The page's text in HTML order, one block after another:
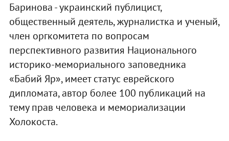
Баринова - украинский публицист,
общественный деятель, журналистка и ученый,
член оргкомитета по вопросам
перспективного развития Национального
историко-мемориального заповедника
«Бабий Яр», имеет статус еврейского
дипломата, автор более 100 публикаций на
тему прав человека и мемориализации
Холокоста.